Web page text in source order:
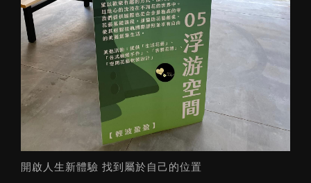
開啟人生新體驗 找到屬於自己的位置